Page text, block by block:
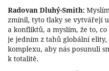
Radovan Dluhý-Smith:
zmínil, tyto tlaky se vytvářejí
a konfliktů, a myslím, že to,
je jedním z tahů globální
komplexu, aby nás posunuli
k totalitě.